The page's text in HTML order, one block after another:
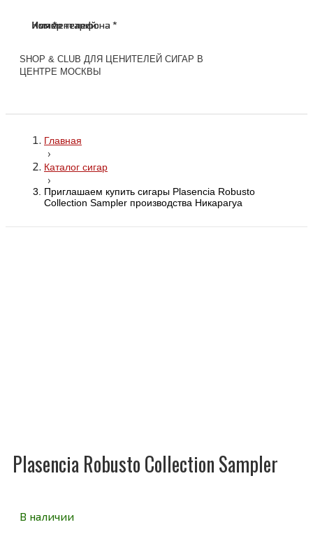
SHOP & CLUB ДЛЯ ЦЕНИТЕЛЕЙ СИГАР В
ЦЕНТРЕ МОСКВЫ
Главная
›
Каталог сигар
›
Приглашаем купить сигары Plasencia Robusto
Collection Sampler производства Никарагуа
Plasencia Robusto Collection Sampler
В наличии
Имя *
Номер телефона *
Комментарий
Имя *
Номер телефона *
Комментарий